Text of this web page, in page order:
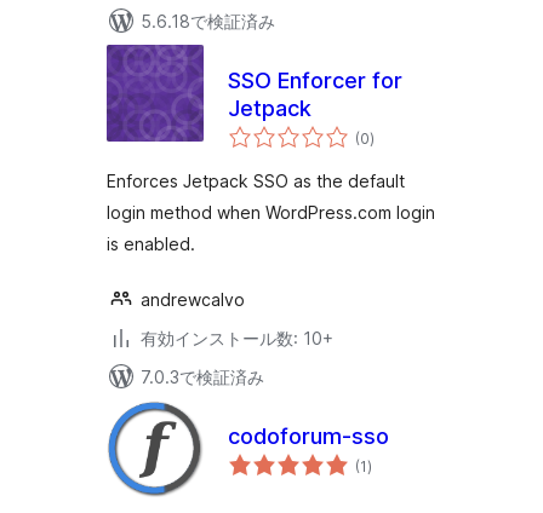
5.6.18で検証済み
SSO Enforcer for
Jetpack
(0個
の
価
)
Enforces Jetpack SSO as the default
login method when WordPress.com login
is enabled.
andrewcalvo
有効インストール数: 10+
7.0.3で検証済み
codoforum-sso
(1個
の)